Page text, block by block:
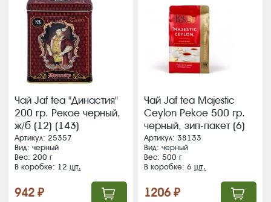
Чай Jaf tea "Династия"
200 гр. Рекое черный,
ж/б (12) (143)
Артикул: 25357
Вид: черный
Вес: 200 г
В коробке: 12шт.
942 ₽
Чай Jaf tea Majestic
Сeylon Pekoe 500 гр.
черный, зип-пакет (6)
(228) ЖЦ
Артикул: 38133
Вид: черный
Вес: 500 г
В коробке: 6шт.
1206 ₽